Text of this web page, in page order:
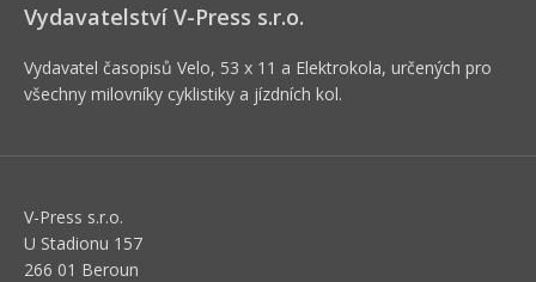
Vydavatelství V-Press s.r.o.
Vydavatel časopisů Velo, 53 x 11 a Elektrokola, určených pro
všechny milovníky cyklistiky a jízdních kol.
V-Press s.r.o.
U Stadionu 157
266 01 Beroun